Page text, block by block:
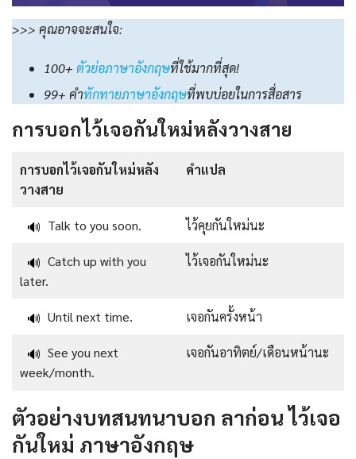
>>> คุณอาจจะสนใจ:
100+ ตัวย่อภาษาอังกฤษที่ใช้มากที่สุด!
99+ คำทักทายภาษาอังกฤษที่พบบ่อยในการสื่อสาร
การบอกไว้เจอกันใหม่หลังวางสาย
การบอกไว้เจอกันใหม่หลัง
วางสาย
คำแปล
🔊 Talk to you soon. ไว้คุยกันใหม่นะ
🔊 Catch up with you
later.
ไว้เจอกันใหม่นะ
🔊 Until next time. เจอกันครั้งหน้า
🔊 See you next
week/month.
เจอกันอาทิตย์/เดือนหน้านะ
ตัวอย่างบทสนทนาบอก ลาก่อน ไว้เจอ
กันใหม่ ภาษาอังกฤษ